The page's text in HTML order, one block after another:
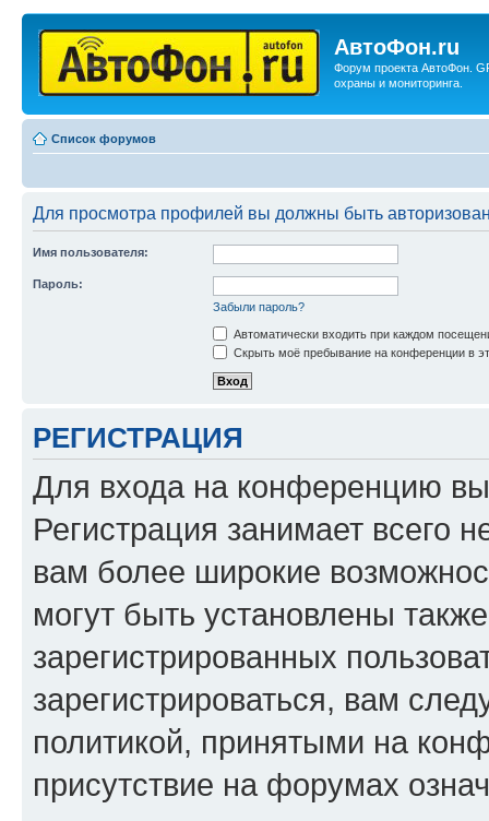
АвтоФон.ru
Форум проекта АвтоФон.
охраны и мониторинга.
Список форумов
Для просмотра профилей вы должны быть
Имя пользователя:
Пароль:
Забыли пароль?
Автоматически входить при каждом
Скрыть моё пребывание на конференции в
РЕГИСТРАЦИЯ
Для входа на конференцию
Регистрация занимает всего
вам более широкие
могут быть установлены
зарегистрированных
зарегистрироваться, вам
политикой, принятыми на
присутствие на форумах